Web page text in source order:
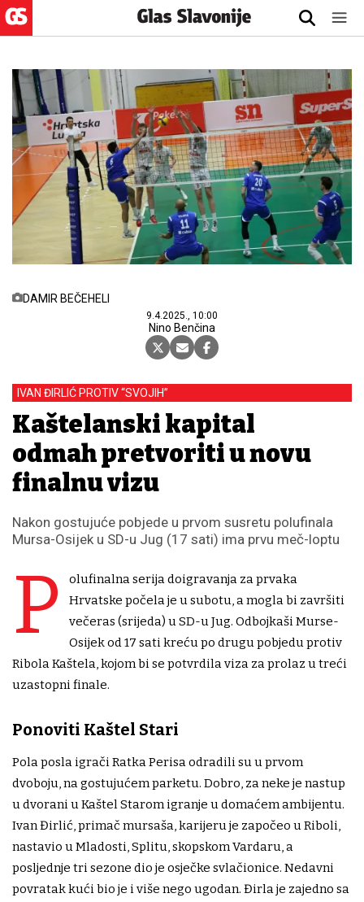
DAMIR BEČEHELI
9.4.2025., 10:00
Nino Benčina
IVAN ĐIRLIĆ PROTIV “SVOJIH”
Kaštelanski kapital
odmah pretvoriti u novu
finalnu vizu
Nakon gostujuće pobjede u prvom susretu polufinala
Mursa-Osijek u SD-u Jug (17 sati) ima prvu meč-loptu
P
olufinalna serija doigravanja za prvaka
Hrvatske počela je u subotu, a mogla bi završiti
večeras (srijeda) u SD-u Jug. Odbojkaši Murse-
Osijek od 17 sati kreću po drugu pobjedu protiv
Ribola Kaštela, kojom bi se potvrdila viza za prolaz u treći
uzastopni finale.
Ponoviti Kaštel Stari
Pola posla igrači Ratka Perisa odradili su u prvom
dvoboju, na gostujućem parketu. Dobro, za neke je nastup
u dvorani u Kaštel Starom igranje u domaćem ambijentu.
Ivan Đirlić, primač mursaša, karijeru je započeo u Riboli,
nastavio u Mladosti, Splitu, skopskom Vardaru, a
posljednje tri sezone dio je osječke svlačionice. Nedavni
povratak kući bio je i više nego ugodan. Đirla je zajedno sa